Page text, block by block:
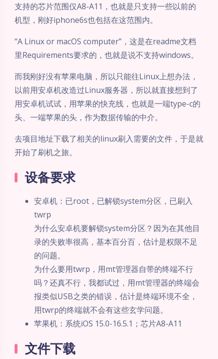
支持的芯片范围仅A8-A11，也就是只支持一些以前的
机型，刚好iphone6s也包括在这范围内。
“A Linux or macOS computer”，这是在readme文档
里Requirements要求的，也就是说不支持windows。
而我刚好没有苹果电脑，所以只能往Linux上想办法，
以前用安卓机改造过Linux服务器，所以就直接想到了
用安卓机试试，用苹果的快充线，也就是一端type-c的
头、一端苹果的头，作为数据传输的中介。
去项目地址下载了相关的linux刷入需要的文件，于是就
开始了刷机之旅。
设备要求
安卓机：已root，已解锁system分区，已刷入
twrp
为什么安卓机要解锁system分区？因为在其他目
录的失败率很高，基本百分百，估计是权限不足
的问题。
为什么要用twrp，用mt管理器自带的终端不行
吗？还真不行，我都试过，用mt管理器的终端会
报类似USB之类的错误，估计是终端环境不全，
用twrp的终端就不会有这些玄学问题。
苹果机：系统iOS 15.0-16.5.1；芯片A8-A11
文件下载